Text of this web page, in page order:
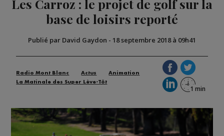
BIGARD
Les Carroz : le projet de golf sur la
base de loisirs reporté
Publié par David Gaydon - 18 septembre 2018 à 09h41
Radio Mont Blanc Actus
Animation
La Matinale des Super Lève-Tôt